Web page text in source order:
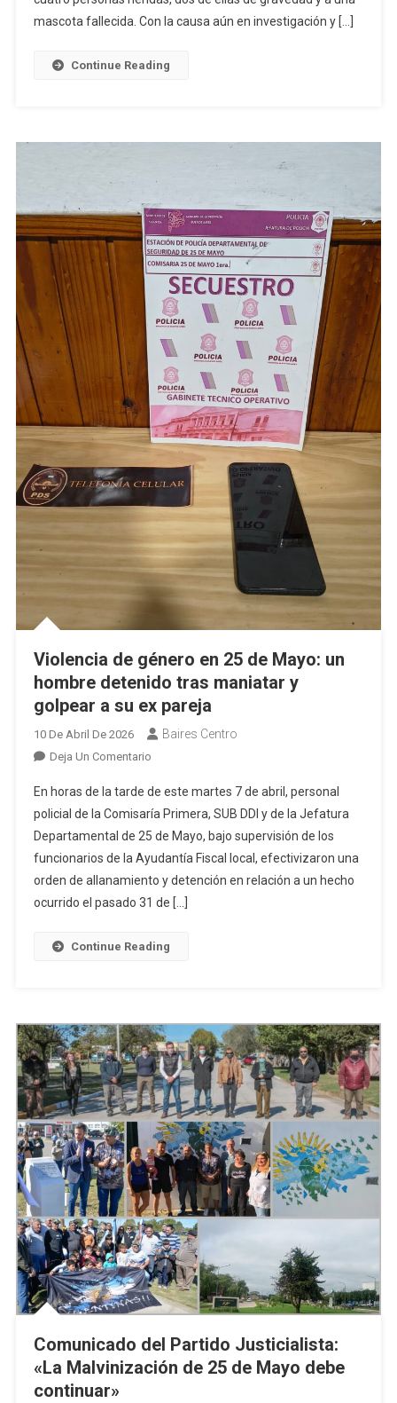
Accidente
La
Cambió
Vida
De
Un
Familia
En
De
Mayo:
«no
Imaginan
Cuánto
Daño
Pueden
Causar»
mascota fallecida. Con la causa aún en investigación y […]
Continue Reading
Violencia de género en 25 de Mayo: un
hombre detenido tras maniatar y
golpear a su ex pareja
10 De Abril De 2026 Baires Centro
Deja Un ComentarioEn
De
Género
En
25
De Mayo:
Un
Detenido
Golpear
A
Su Ex
Pareja
En horas de la tarde de este martes 7 de abril, personal
policial de la Comisaría Primera, SUB DDI y de la Jefatura
Departamental de 25 de Mayo, bajo supervisión de los
funcionarios de la Ayudantía Fiscal local, efectivizaron una
orden de allanamiento y detención en relación a un hecho
ocurrido el pasado 31 de […]
Continue Reading
Comunicado del Partido Justicialista:
«La Malvinización de 25 de Mayo debe
continuar»